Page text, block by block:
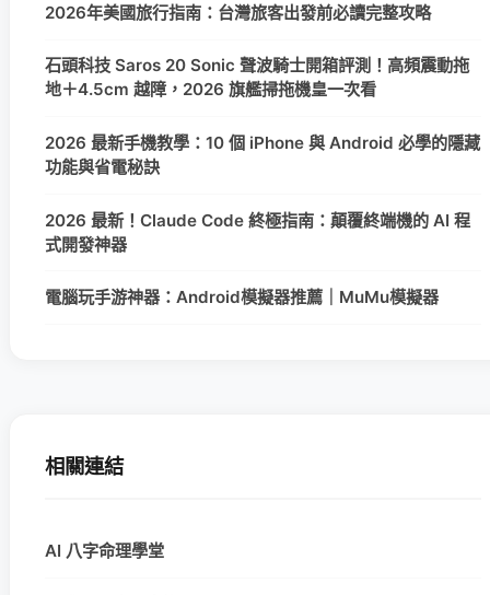
2026年美國旅行指南：台灣旅客出發前必讀完整攻略
石頭科技 Saros 20 Sonic 聲波騎士開箱評測！高頻震動拖
地＋4.5cm 越障，2026 旗艦掃拖機皇一次看
2026 最新手機教學：10 個 iPhone 與 Android 必學的隱藏
功能與省電秘訣
2026 最新！Claude Code 終極指南：顛覆終端機的 AI 程
式開發神器
電腦玩手游神器：Android模擬器推薦｜MuMu模擬器
相關連結
AI 八字命理學堂